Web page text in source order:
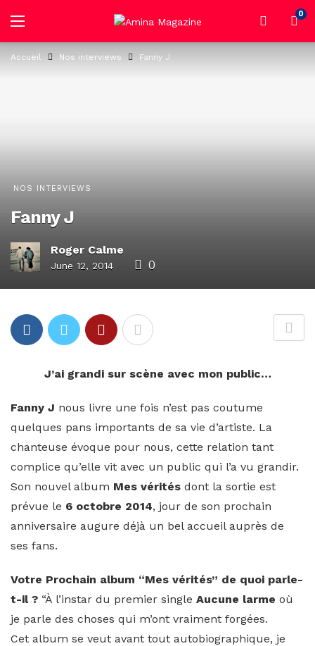
0
Accueil Nos interviews Fanny J
NOS INTERVIEWS
Fanny J
Roger Calme
June 12, 2014 0
J’ai grandi sur scène avec mon public…
Fanny J nous livre une fois n’est pas coutume
quelques pans importants de sa vie d’artiste. La
chanteuse évoque pour nous, cette relation tant
complice qu’elle vit avec un public qui l’a vu grandir.
Son nouvel album Mes vérités dont la sortie est
prévue le 6 octobre 2014, jour de son prochain
anniversaire augure déjà un bel accueil auprès de
ses fans.
Votre Prochain album “Mes vérités” de quoi parle-
t-il ? “À l’instar du premier single Aucune larme où
je parle des choses qui m’ont vraiment forgées.
Cet album se veut avant tout autobiographique, je